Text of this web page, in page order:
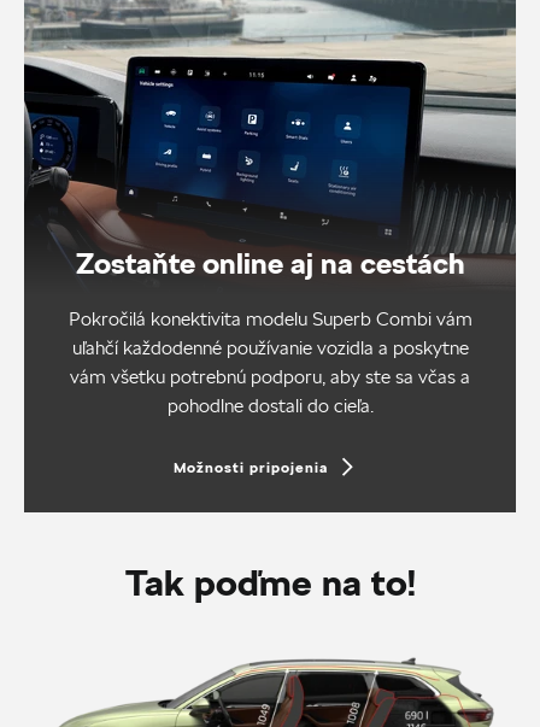
Zostaňte online aj na cestách
Pokročilá konektivita modelu Superb Combi vám
uľahčí každodenné používanie vozidla a poskytne
vám všetku potrebnú podporu, aby ste sa včas a
pohodlne dostali do cieľa.
Možnosti pripojenia
Tak poďme na to!